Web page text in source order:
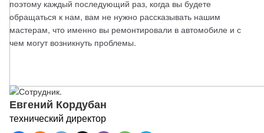
поэтому каждый последующий раз, когда вы будете
обращаться к нам, вам не нужно рассказывать нашим
мастерам, что именно вы ремонтировали в автомобиле и с
чем могут возникнуть проблемы.
Евгений Кордубан
технический директор